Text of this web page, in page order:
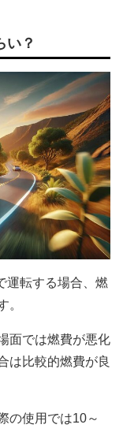
い？
運転する場合、燃
。
面では燃費が悪化
は比較的燃費が良
の使用では10～